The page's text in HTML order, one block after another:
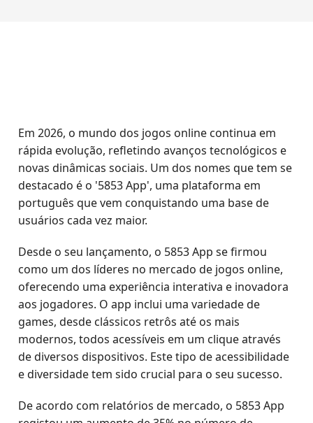
Em 2026, o mundo dos jogos online continua em
rápida evolução, refletindo avanços tecnológicos e
novas dinâmicas sociais. Um dos nomes que tem se
destacado é o '5853 App', uma plataforma em
português que vem conquistando uma base de
usuários cada vez maior.
Desde o seu lançamento, o 5853 App se firmou
como um dos líderes no mercado de jogos online,
oferecendo uma experiência interativa e inovadora
aos jogadores. O app inclui uma variedade de
games, desde clássicos retrôs até os mais
modernos, todos acessíveis em um clique através
de diversos dispositivos. Este tipo de acessibilidade
e diversidade tem sido crucial para o seu sucesso.
De acordo com relatórios de mercado, o 5853 App